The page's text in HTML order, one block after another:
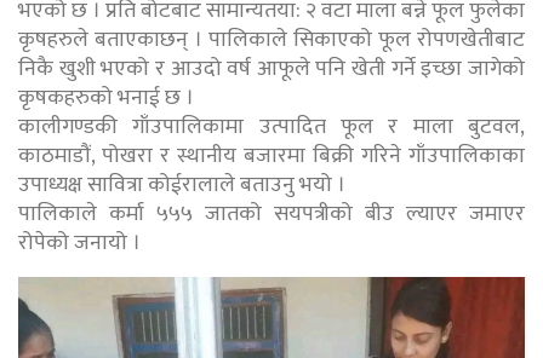
भएको छ । प्रति बोटबाट सामान्यतया: २ वटा माला बन्ने फूल फुलेका
कृषहरुले बताएकाछन् । पालिकाले सिकाएको फूल रोपणखेतीबाट
निकै खुशी भएको र आउदो वर्ष आफूले पनि खेती गर्ने इच्छा जागेको
कृषकहरुको भनाई छ ।
कालीगण्डकी गाँउपालिकामा उत्पादित फूल र माला बुटवल,
काठमाडौं, पोखरा र स्थानीय बजारमा बिक्री गरिने गाँउपालिकाका
उपाध्यक्ष सावित्रा कोईरालाले बताउनु भयो ।
पालिकाले कर्मा ५५५ जातको सयपत्रीको बीउ ल्याएर जमाएर
रोपेको जनायो ।